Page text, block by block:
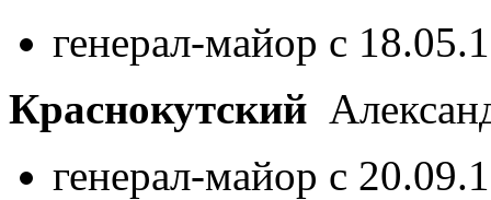
генерал-майор с
Краснокутский
генерал-майор с